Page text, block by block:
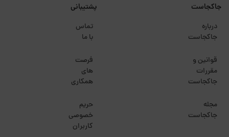
جاکجاست
درباره
جاکجاست
قوانین و
مقررات
جاکجاست
مجله
جاکجاست
پشتیبانی
تماس
با ما
فرصت
های
همکاری
حریم
خصوصی
کاربران